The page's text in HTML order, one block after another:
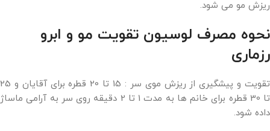
ریزش مو می شود.
نحوه مصرف لوسیون تقویت مو و ابرو
رزماری
تقویت و پیشگیری از ریزش موی سر : 15 تا 20 قطره برای آقایان و 25
تا 30 قطره برای خانم ها به مدت 1 تا 2 دقیقه روی سر به آرامی ماساژ
داده شود.